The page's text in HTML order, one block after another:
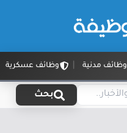
وظائف مدنية وظائف عسكرية
بحث